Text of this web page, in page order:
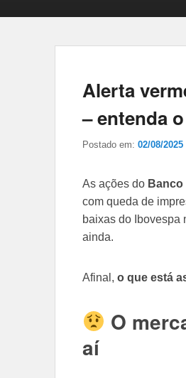
Alerta
– entenda
Postado em: 02/08/2025
As ações do
com queda de
baixas do Ibovespa
ainda.
Afinal, o que está
O
aí